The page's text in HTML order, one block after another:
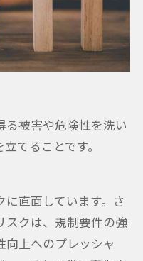
る被害や危険性を洗い
てることです。
直面しています。さ
スクは、規制要件の強
向上へのプレッシャ